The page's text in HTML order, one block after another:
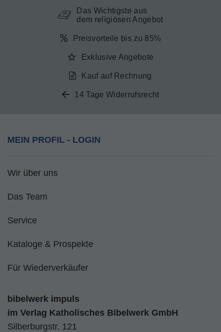
Das Wichtigste aus
dem religiösen Angebot
Preisvorteile bis zu 85%
Exklusive Angebote
Kauf auf Rechnung
14 Tage Widerrufsrecht
MEIN PROFIL - LOGIN
Wir über uns
Das Team
Service
Kataloge & Prospekte
Für Wiederverkäufer
bibelwerk impuls
im Verlag Katholisches Bibelwerk GmbH
Silberburgstr. 121